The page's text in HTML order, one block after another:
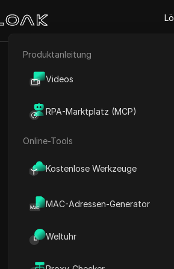
E-Commerce
Produktanleitung
Videos
RPA-Marktplatz (MCP)
Online-Tools
Kostenlose Werkzeuge
MAC-Adressen-Generator
Weltuhr
Wie man
Play Video:Wie man sich